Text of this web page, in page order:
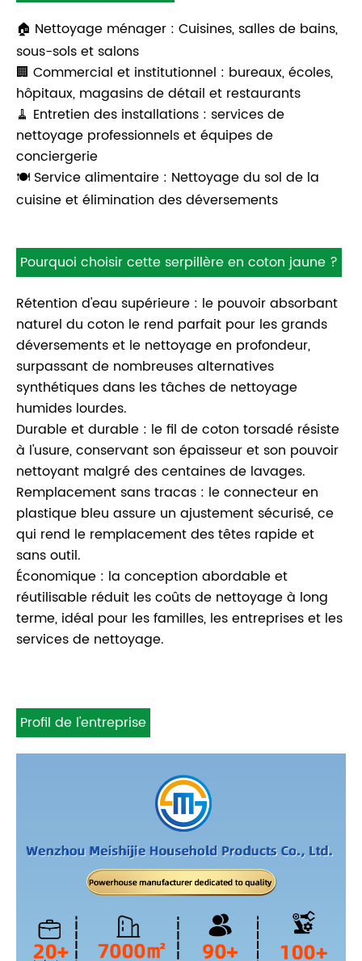
🏠 Nettoyage ménager : Cuisines, salles de bains,
sous-sols et salons
🏢 Commercial et institutionnel : bureaux, écoles,
hôpitaux, magasins de détail et restaurants
🧹 Entretien des installations : services de
nettoyage professionnels et équipes de
conciergerie
🍽️ Service alimentaire : Nettoyage du sol de la
cuisine et élimination des déversements
Pourquoi choisir cette serpillère en coton jaune ?
Rétention d'eau supérieure : le pouvoir absorbant
naturel du coton le rend parfait pour les grands
déversements et le nettoyage en profondeur,
surpassant de nombreuses alternatives
synthétiques dans les tâches de nettoyage
humides lourdes.
Durable et durable : le fil de coton torsadé résiste
à l'usure, conservant son épaisseur et son pouvoir
nettoyant malgré des centaines de lavages.
Remplacement sans tracas : le connecteur en
plastique bleu assure un ajustement sécurisé, ce
qui rend le remplacement des têtes rapide et
sans outil.
Économique : la conception abordable et
réutilisable réduit les coûts de nettoyage à long
terme, idéal pour les familles, les entreprises et les
services de nettoyage.
Profil de l'entreprise